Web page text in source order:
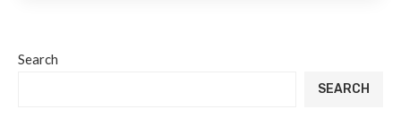
Search
SEARCH